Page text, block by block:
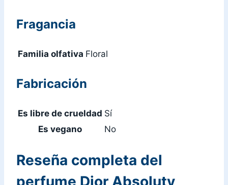
Fragancia
Familia olfativa Floral
Fabricación
Es libre de crueldad Sí
Es vegano
No
Reseña completa del
perfume Dior Absoluty